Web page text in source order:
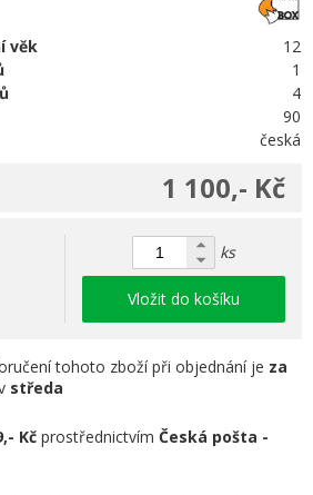
věk
12
1
4
90
česká
1 100,- Kč
ks
Vložit do košíku
tohoto zboží při objednání je za
středa
Kč prostřednictvím Česká pošta -